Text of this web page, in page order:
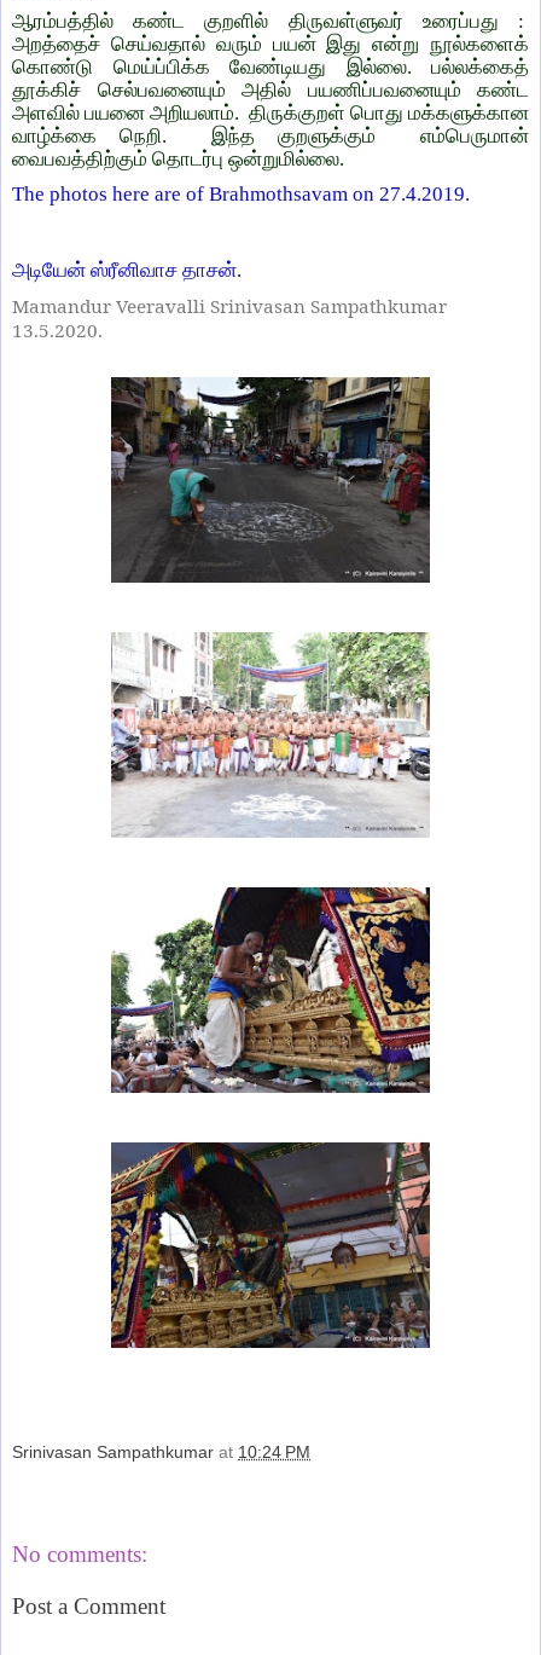
ஆரம்பத்தில் கண்ட குறளில் திருவள்ளுவர் உரைப்பது :
அறத்தைச் செய்வதால் வரும் பயன் இது என்று நூல்களைக்
கொண்டு மெய்ப்பிக்க வேண்டியது இல்லை. பல்லக்கைத்
தூக்கிச் செல்பவனையும் அதில் பயணிப்பவனையும் கண்ட
அளவில் பயனை அறியலாம். திருக்குறள் பொது மக்களுக்கான
வாழ்க்கை நெறி.
இந்த குறளுக்கும்
எம்பெருமான்
வைபவத்திற்கும் தொடர்பு ஒன்றுமில்லை.
The photos here are of Brahmothsavam on 27.4.2019.
அடியேன் ஸ்ரீனிவாச தாசன்.
Mamandur Veeravalli Srinivasan Sampathkumar
13.5.2020.
Srinivasan Sampathkumar at 10:24 PM
No comments:
Post a Comment